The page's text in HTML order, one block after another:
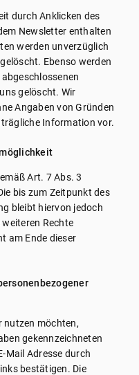
durch Anklicken des
Newsletter enthalten
werden unverzüglich
Ebenso werden
gelöscht. Wir
Angaben von Gründen
Information vor.
Art. 7 Abs. 3
bis zum Zeitpunkt des
bleibt hiervon jedoch
Rechte
am Ende dieser
nutzen möchten,
gekennzeichneten
Mail Adresse durch
bestätigen. Die